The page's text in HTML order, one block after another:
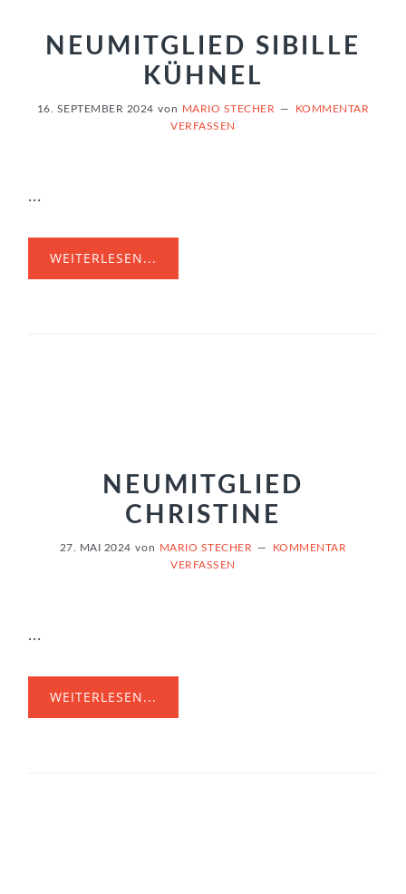
NEUMITGLIED SIBILLE
KÜHNEL
16. SEPTEMBER 2024 von MARIO STECHER
KOMMENTAR
VERFASSEN
...
WEITERLESEN...
NEUMITGLIED
CHRISTINE
27. MAI 2024 von MARIO STECHER
KOMMENTAR
VERFASSEN
...
WEITERLESEN...